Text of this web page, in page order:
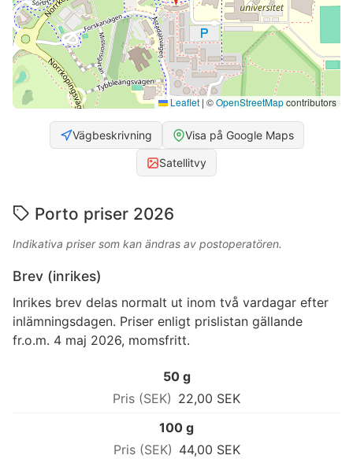
Leaflet|©OpenStreetMapcontributors
Vägbeskrivning Visa på Google Maps
Satellitvy
Porto priser 2026
Indikativa priser som kan ändras av postoperatören.
Brev (inrikes)
Inrikes brev delas normalt ut inom två vardagar efter
inlämningsdagen. Priser enligt prislistan gällande
fr.o.m. 4 maj 2026, momsfritt.
50 g
22,00 SEK
100 g
44,00 SEK